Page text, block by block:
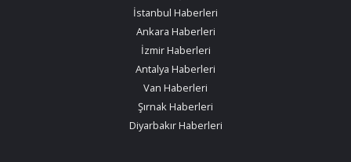
İstanbul Haberleri
Ankara Haberleri
İzmir Haberleri
Antalya Haberleri
Van Haberleri
Şırnak Haberleri
Diyarbakır Haberleri